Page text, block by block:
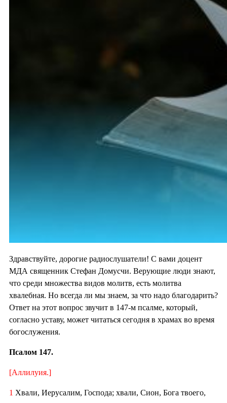
Здравствуйте, дорогие радиослушатели! С вами доцент
МДА священник Стефан Домусчи. Верующие люди знают,
что среди множества видов молитв, есть молитва
хвалебная. Но всегда ли мы знаем, за что надо благодарить?
Ответ на этот вопрос звучит в 147-м псалме, который,
согласно уставу, может читаться сегодня в храмах во время
богослужения.
Псалом 147.
[Аллилуия.]
1 Хвали, Иерусалим, Господа; хвали, Сион, Бога твоего,